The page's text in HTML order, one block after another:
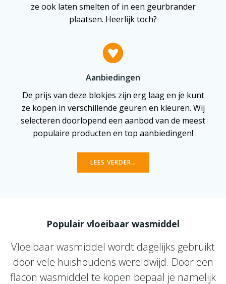
ze ook laten smelten of in een geurbrander
plaatsen. Heerlijk toch?
Aanbiedingen
De prijs van deze blokjes zijn erg laag en je kunt
ze kopen in verschillende geuren en kleuren. Wij
selecteren doorlopend een aanbod van de meest
populaire producten en top aanbiedingen!
LEES VERDER…
Populair vloeibaar wasmiddel
Vloeibaar wasmiddel wordt dagelijks gebruikt
door vele huishoudens wereldwijd. Door een
flacon wasmiddel te kopen bepaal je namelijk